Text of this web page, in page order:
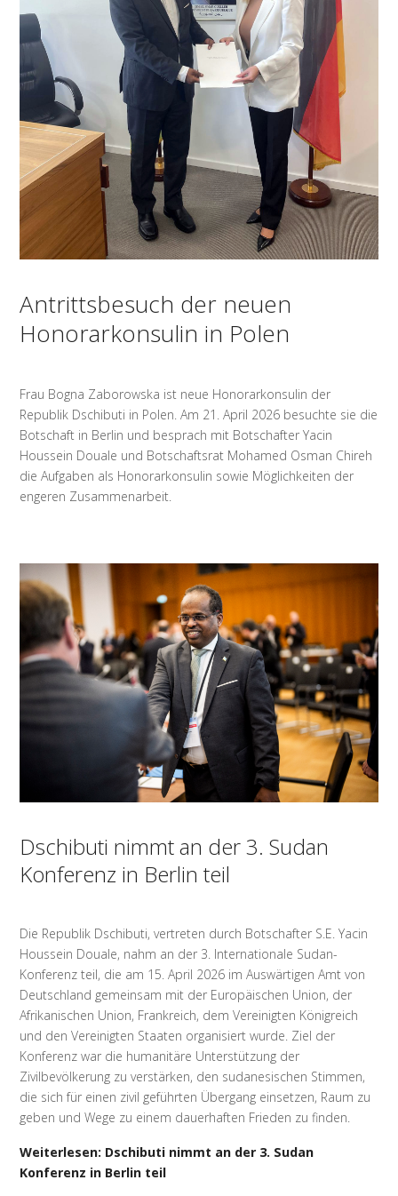
Antrittsbesuch der neuen
Honorarkonsulin in Polen
Frau Bogna Zaborowska ist neue Honorarkonsulin der
Republik Dschibuti in Polen. Am 21. April 2026 besuchte sie die
Botschaft in Berlin und besprach mit Botschafter Yacin
Houssein Douale und Botschaftsrat Mohamed Osman Chireh
die Aufgaben als Honorarkonsulin sowie Möglichkeiten der
engeren Zusammenarbeit.
Dschibuti nimmt an der 3. Sudan
Konferenz in Berlin teil
Die Republik Dschibuti, vertreten durch Botschafter S.E. Yacin
Houssein Douale, nahm an der 3. Internationale Sudan-
Konferenz teil, die am 15. April 2026 im Auswärtigen Amt von
Deutschland gemeinsam mit der Europäischen Union, der
Afrikanischen Union, Frankreich, dem Vereinigten Königreich
und den Vereinigten Staaten organisiert wurde. Ziel der
Konferenz war die humanitäre Unterstützung der
Zivilbevölkerung zu verstärken, den sudanesischen Stimmen,
die sich für einen zivil geführten Übergang einsetzen, Raum zu
geben und Wege zu einem dauerhaften Frieden zu finden.
Weiterlesen: Dschibuti nimmt an der 3. Sudan
Konferenz in Berlin teil